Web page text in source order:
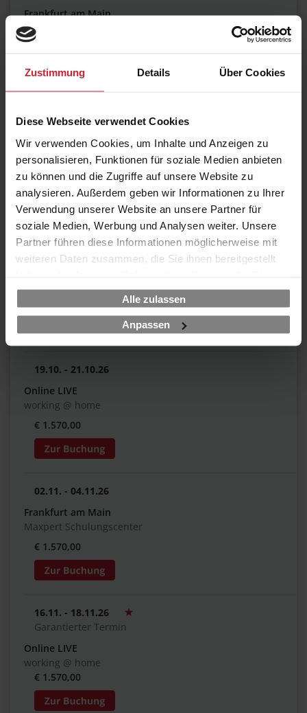
Zustimmung Details Über Cookies
Diese Webseite verwendet Cookies
Wir verwenden Cookies, um Inhalte und Anzeigen zu
personalisieren, Funktionen für soziale Medien anbieten
zu können und die Zugriffe auf unsere Website zu
analysieren. Außerdem geben wir Informationen zu Ihrer
Verwendung unserer Website an unsere Partner für
soziale Medien, Werbung und Analysen weiter. Unsere
Partner führen diese Informationen möglicherweise mit
weiteren Daten zusammen, die Sie ihnen bereitgestellt
gesammelt haben.
Alle zulassen
Anpassen
Frankfurt am Main
Maxpert Schulungscenter
€ 1.570,00
Garantierter Termin
Online LIVE
working @ home
€ 1.570,00
05.10. - 07.10.26
Garantierter Termin
working @ home
19.10. - 21.10.26
Online LIVE
working @ home
€ 1.570,00
02.11. - 04.11.26
Frankfurt am Main
Maxpert Schulungscenter
€ 1.570,00
16.11. - 18.11.26
Garantierter Termin
Online LIVE
working @ home
€ 1.570,00